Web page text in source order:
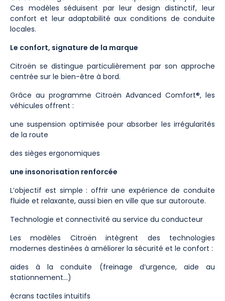
Ces modèles séduisent par leur design distinctif, leur
confort et leur adaptabilité aux conditions de conduite
locales.
Le confort, signature de la marque
Citroën se distingue particulièrement par son approche
centrée sur le bien-être à bord.
Grâce au programme Citroën Advanced Comfort®, les
véhicules offrent :
une suspension optimisée pour absorber les irrégularités
de la route
des sièges ergonomiques
une insonorisation renforcée
L’objectif est simple : offrir une expérience de conduite
fluide et relaxante, aussi bien en ville que sur autoroute.
Technologie et connectivité au service du conducteur
Les modèles Citroën intègrent des technologies
modernes destinées à améliorer la sécurité et le confort :
aides à la conduite (freinage d’urgence, aide au
stationnement…)
écrans tactiles intuitifs